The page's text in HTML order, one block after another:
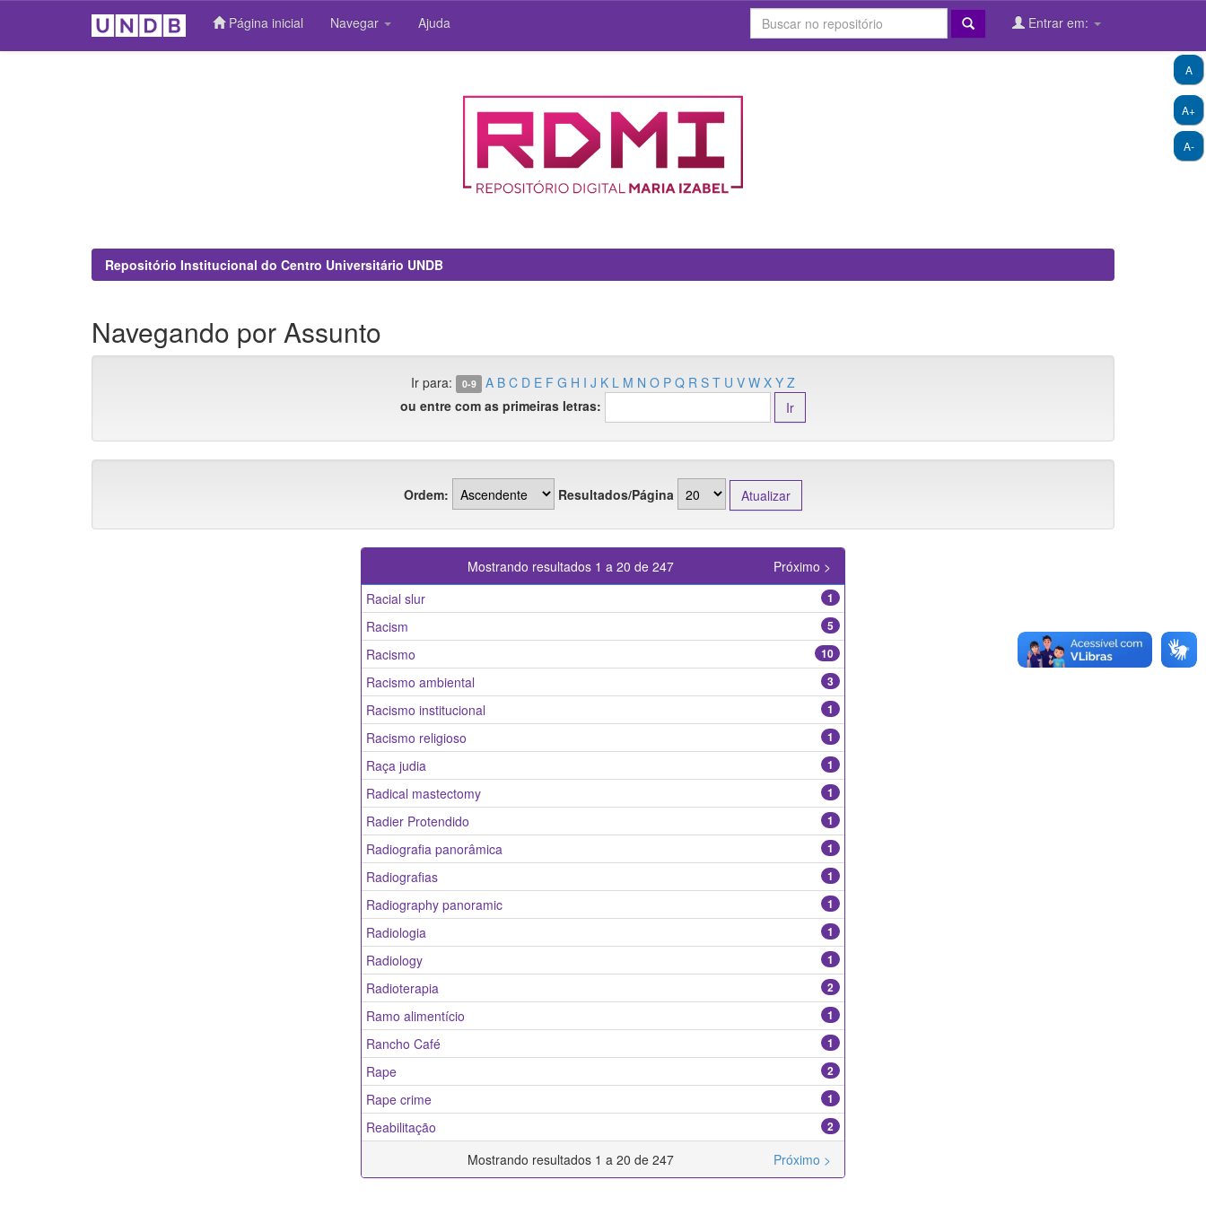
Página inicial Navegar Ajuda Entrar em:
A+
A-
A
Repositório Institucional do Centro Universitário UNDB
Navegando por Assunto
Ir para: 0-9 A B C D E F G H I J K L M N O P Q R S T U V W X Y Z
ou entre com as primeiras letras:
Ordem: Resultados/Página
Mostrando resultados 1 a 20 de 247
Próximo >
Racial slur
1
Racism 5
Racismo 10
Racismo ambiental 3
Racismo institucional 1
Racismo religioso 1
Raça judia 1
Radical mastectomy 1
Radier Protendido 1
Radiografia panorâmica 1
Radiografias 1
Radiography panoramic 1
Radiologia 1
Radiology 1
Radioterapia 2
Ramo alimentício 1
Rancho Café 1
Rape 2
Rape crime 1
Reabilitação 2
Mostrando resultados 1 a 20 de 247 Próximo >